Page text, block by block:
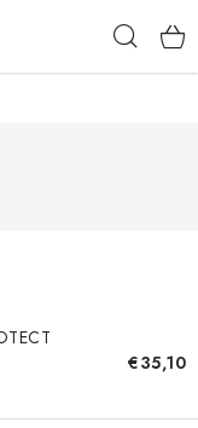
€35,10